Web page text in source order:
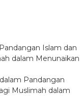
Islam dan
dalam Menunaikan
Pandangan
Muslimah dalam